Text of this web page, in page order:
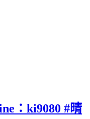
：ki9080 #晴